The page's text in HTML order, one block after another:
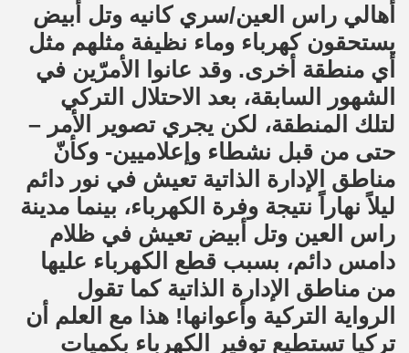
أهالي راس العين/سري كانيه وتل أبيض
يستحقون كهرباء وماء نظيفة مثلهم مثل
أي منطقة أخرى. وقد عانوا الأمرّين في
الشهور السابقة، بعد الاحتلال التركي
لتلك المنطقة، لكن يجري تصوير الأمر –
حتى من قبل نشطاء وإعلاميين- وكأنّ
مناطق الإدارة الذاتية تعيش في نور دائم
ليلاً نهاراً نتيجة وفرة الكهرباء، بينما مدينة
راس العين وتل أبيض تعيش في ظلام
دامس دائم، بسبب قطع الكهرباء عليها
من مناطق الإدارة الذاتية كما تقول
الرواية التركية وأعوانها! هذا مع العلم أن
تركيا تستطيع توفير الكهرباء بكميات